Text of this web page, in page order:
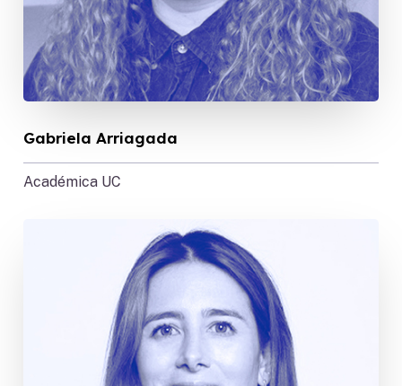
Gabriela Arriagada
Académica UC